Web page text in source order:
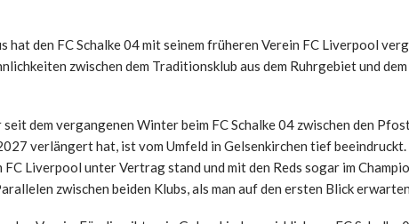
hat den FC Schalke 04 mit seinem früheren Verein FC Liverpool
zwischen dem Traditionsklub aus dem Ruhrgebiet und
dem vergangenen Winter beim FC Schalke 04 zwischen den
verlängert hat, ist vom Umfeld in Gelsenkirchen tief beeindruckt.
Liverpool unter Vertrag stand und mit den Reds sogar im
zwischen beiden Klubs, als man auf den ersten Blick